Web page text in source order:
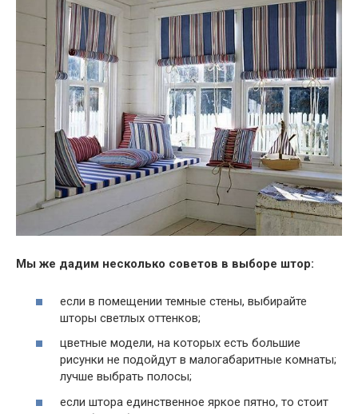
Мы же дадим несколько советов в выборе штор:
если в помещении темные стены, выбирайте
шторы светлых оттенков;
цветные модели, на которых есть большие
рисунки не подойдут в малогабаритные комнаты;
лучше выбрать полосы;
если штора единственное яркое пятно, то стоит